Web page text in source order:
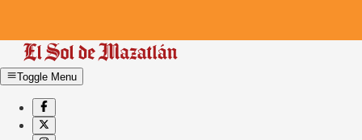
Toggle Menu